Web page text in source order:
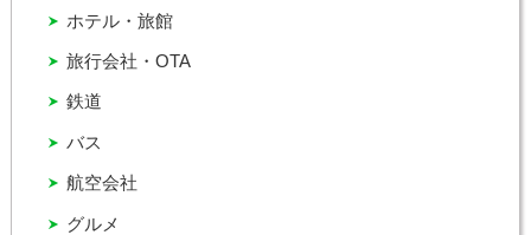
グルメ
バス
ホテル・旅館
旅行会社・OTA
航空会社
鉄道